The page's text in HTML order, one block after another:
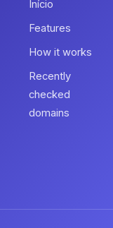
Início
Features
How it works
Recently
checked
domains